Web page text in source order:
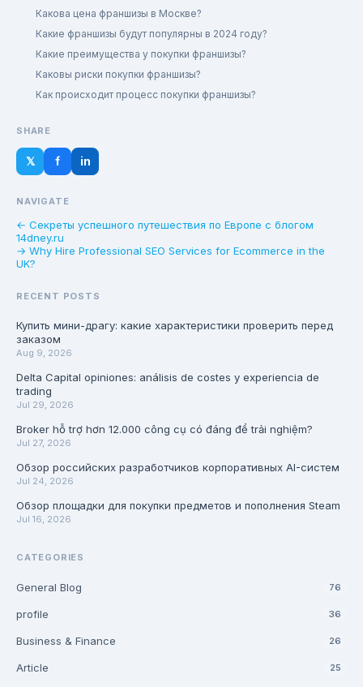
Какова цена франшизы в Москве?
Какие франшизы будут популярны в 2024 году?
Какие преимущества у покупки франшизы?
Каковы риски покупки франшизы?
Как происходит процесс покупки франшизы?
SHARE
𝕏 f in
NAVIGATE
← Секреты успешного путешествия по Европе с блогом
14dney.ru
→ Why Hire Professional SEO Services for Ecommerce in the
UK?
RECENT POSTS
Купить мини-драгу: какие характеристики проверить перед
заказом
Aug 9, 2026
Delta Capital opiniones: análisis de costes y experiencia de
trading
Jul 29, 2026
Broker hỗ trợ hơn 12.000 công cụ có đáng để trải nghiệm?
Jul 27, 2026
Обзор российских разработчиков корпоративных AI-систем
Jul 24, 2026
Обзор площадки для покупки предметов и пополнения Steam
Jul 16, 2026
CATEGORIES
General Blog 76
profile 36
Business & Finance 26
Article 25